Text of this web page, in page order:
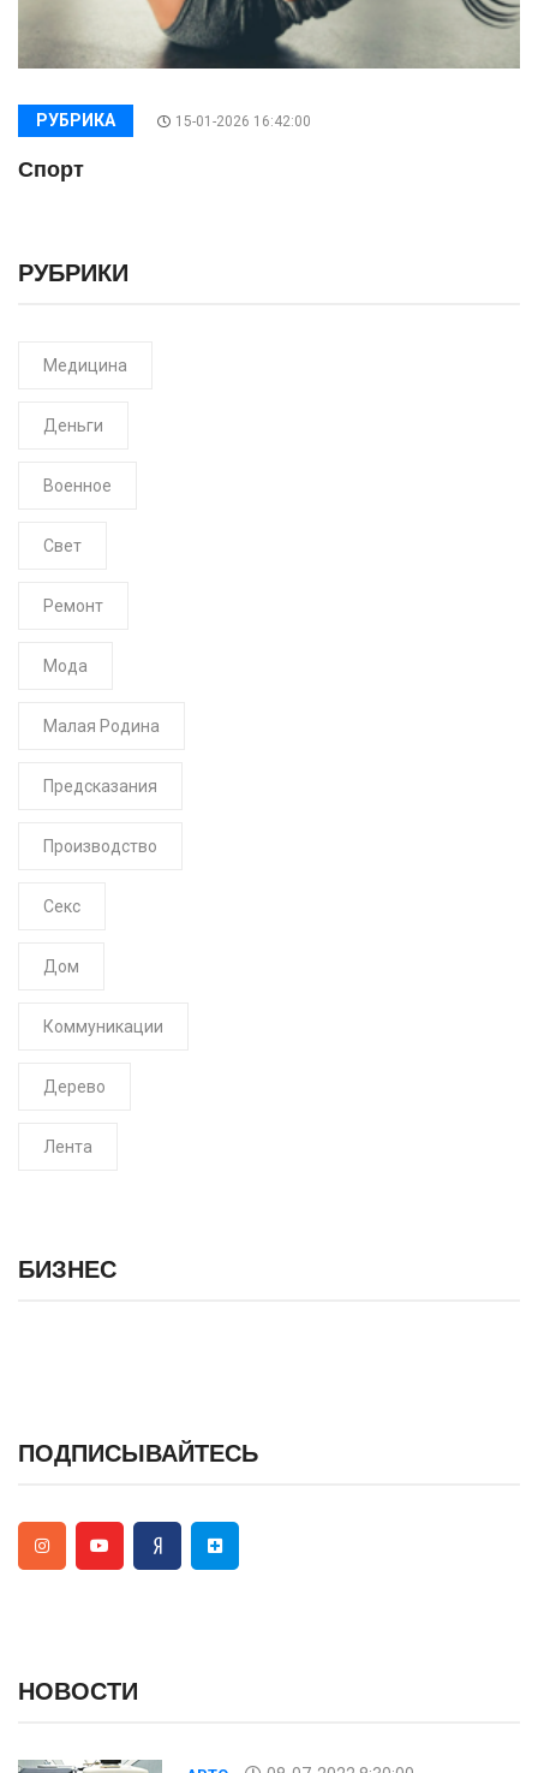
РУБРИКА 15-01-2026 16:42:00
Спорт
РУБРИКИ
Медицина
Деньги
Военное
Свет
Ремонт
Мода
Малая Родина
Предсказания
Производство
Секс
Дом
Коммуникации
Дерево
Лента
БИЗНЕС
ПОДПИСЫВАЙТЕСЬ
НОВОСТИ